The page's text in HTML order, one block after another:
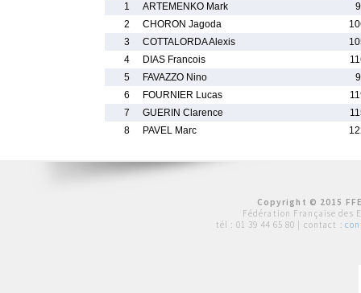
1
ARTEMENKO Mark
2
CHORON Jagoda
3
COTTALORDA Alexis
4
DIAS Francois
5
FAVAZZO Nino
6
FOURNIER Lucas
7
GUERIN Clarence
8
PAVEL Marc
Copyright © 2015
Fédération Française des
tél : 01 39 44 65 80 | contact :